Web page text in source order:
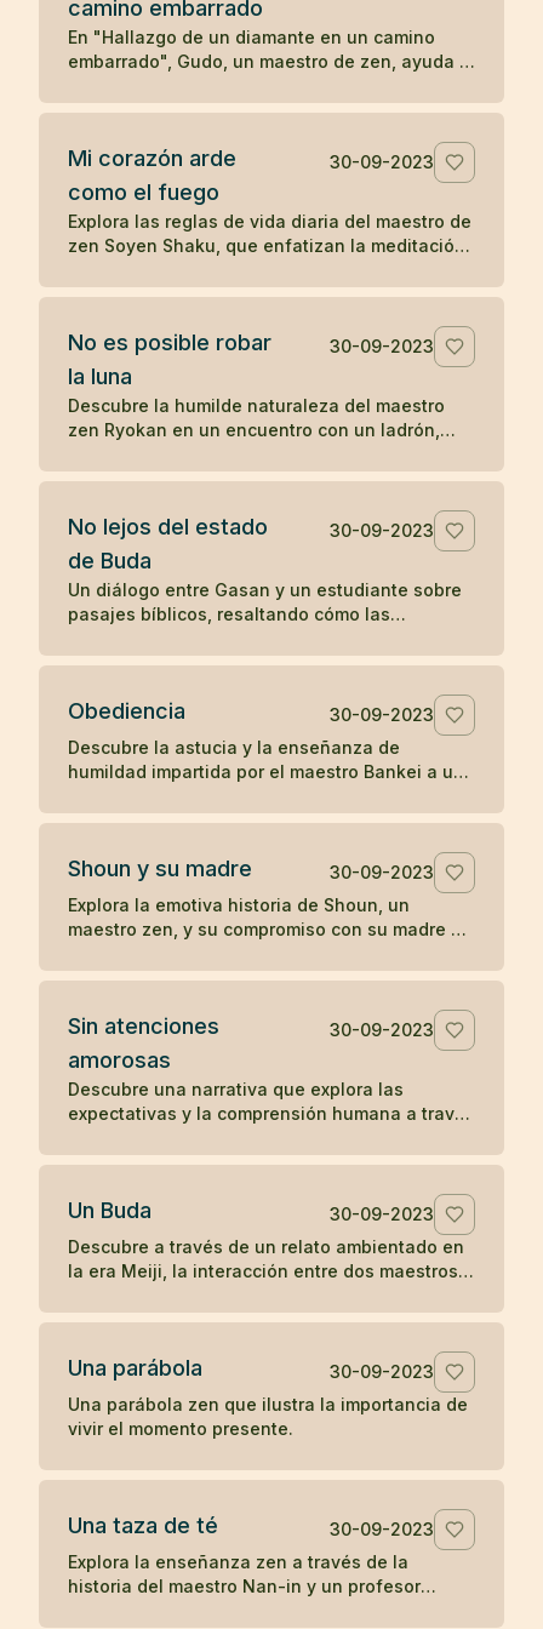
serenidad y la aceptación en las enseñanzas
Zen.
camino embarrado
En "Hallazgo de un diamante en un camino
embarrado", Gudo, un maestro de zen, ayuda a
consecuencias de su comportamiento
reflexión, el hombre decide seguir a Gudo y
transformar su vida, eventualmente
convirtiéndose en Mu-nan, un reconocido
maestro de zen, ilustrando cómo una
interacción significativa puede cambiar el
Mi corazón arde
como el fuego
30-09-2023
Explora las reglas de vida diaria del maestro de
zen Soyen Shaku, que enfatizan la meditación,
equilibrio entre el coraje y la ternura, guiando
No es posible robar
la luna
30-09-2023
Descubre la humilde naturaleza del maestro
zen Ryokan en un encuentro con un ladrón,
apreciación de las bellezas invaluables de la
No lejos del estado
de Buda
30-09-2023
Un diálogo entre Gasan y un estudiante sobre
pasajes bíblicos, resaltando cómo las
resonaron con la perspectiva budista de Gasan
presente.
Obediencia
30-09-2023
Descubre la astucia y la enseñanza de
humildad impartida por el maestro Bankei a un
destaca la simplicidad y directa sabiduría del
Shoun y su madre
30-09-2023
Explora la emotiva historia de Shoun, un
maestro zen, y su compromiso con su madre a
en reflexiones profundas sobre la existencia y
Sin atenciones
amorosas
30-09-2023
Descubre una narrativa que explora las
expectativas y la comprensión humana a través
una joven en la antigua China.
Un Buda
30-09-2023
Descubre a través de un relato ambientado en
la era Meiji, la interacción entre dos maestros
concepto de humanidad y la percepción del
Una parábola
30-09-2023
Una parábola zen que ilustra la importancia de
vivir el momento presente.
Una taza de té
30-09-2023
Explora la enseñanza zen a través de la
historia del maestro Nan-in y un profesor